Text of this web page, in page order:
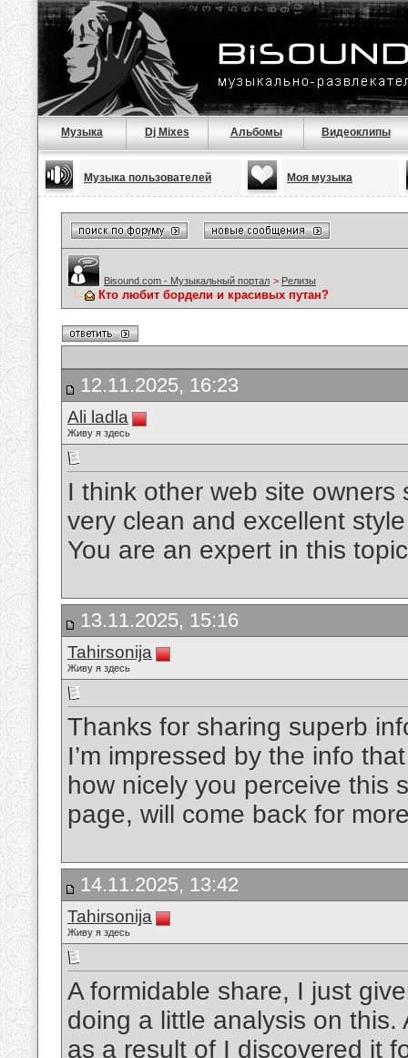
Музыка Dj Mixes Альбомы Видеоклипы
Музыка пользователей Моя музыка
Bisound.com - Музыкальный портал > Релизы
Кто любит бордели и красивых путан?
12.11.2025, 16:23
Ali ladla
Живу я здесь
I think other web site
very clean and excellent
You are an expert in this
13.11.2025, 15:16
Tahirsonija
Живу я здесь
Thanks for sharing superb
I’m impressed by the info
how nicely you perceive this
page, will come back for
14.11.2025, 13:42
Tahirsonija
Живу я здесь
A formidable share, I just
doing a little analysis on
as a result of I discovered it